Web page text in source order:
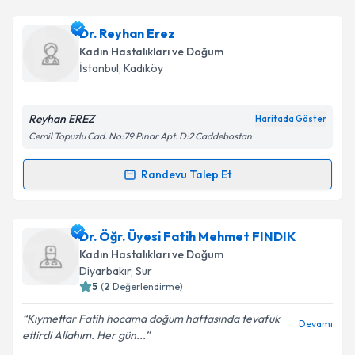
kapsamda işlenmesini kabul ediyorum.
Takvim Talebini Gönder
Op. Dr. Elif İlgazi için randevu takvimi talebi
oluşturun. Size bu uzmandan randevu almanız için bir
takvim hazırlandığında e-posta ile bilgilendireceğiz.
Kişisel verilerimin işlenmesine ilişkin
Metni'ni okudum ve kişisel verilerimin belirtilen
Takvim Talebini Gönder
Dr. Reyhan Erez
Kadın Hastalıkları ve Doğum
İstanbul, Kadıköy
Reyhan EREZ Haritada Göster
Cemil Topuzlu Cad. No:79 Pınar Apt. D:2 Caddebostan
Randevu Talep Et
Randevu Takvimi Talebi
Dr. Reyhan Ereziçin randevu takvimi talebi
oluşturun. Size bu uzmandan randevu almanız için bir
takvim hazırlandığında e-posta ile bilgilendireceğiz.
Dr. Öğr. Üyesi Fatih Mehmet FINDIK
Kadın Hastalıkları ve Doğum
Diyarbakır, Sur
5 (2 Değerlendirme)
Kıymettar Fatih hocama doğum haftasında tevafuk
ettirdi Allahım. Her gün...
Devamı